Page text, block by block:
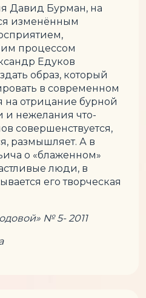
Давид Бурман, на
изменённым
процессом
Едуков
образ, который
в современном
на отрицание бурной
и нежелания что-
совершенствуется,
размышляет. А в
о «блаженном»
люди, в
его творческая
№ 5- 2011